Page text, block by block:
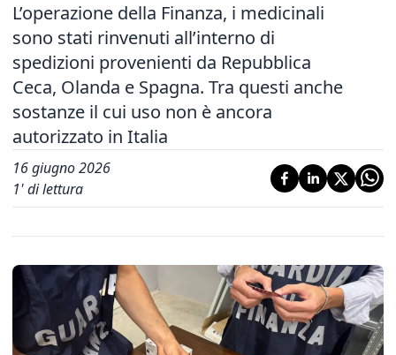
L’operazione della Finanza, i medicinali
sono stati rinvenuti all’interno di
spedizioni provenienti da Repubblica
Ceca, Olanda e Spagna. Tra questi anche
sostanze il cui uso non è ancora
autorizzato in Italia
16 giugno 2026
1' di lettura